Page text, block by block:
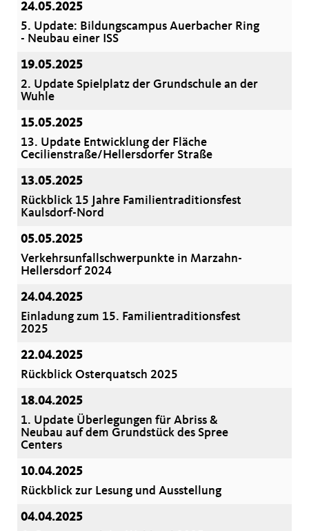
24.05.2025
5. Update: Bildungscampus Auerbacher Ring
- Neubau einer ISS
19.05.2025
2. Update Spielplatz der Grundschule an der
Wuhle
15.05.2025
13. Update Entwicklung der Fläche
Cecilienstraße/Hellersdorfer Straße
13.05.2025
Rückblick 15 Jahre Familientraditionsfest
Kaulsdorf-Nord
05.05.2025
Verkehrsunfallschwerpunkte in Marzahn-
Hellersdorf 2024
24.04.2025
Einladung zum 15. Familientraditionsfest
2025
22.04.2025
Rückblick Osterquatsch 2025
18.04.2025
1. Update Überlegungen für Abriss &
Neubau auf dem Grundstück des Spree
Centers
10.04.2025
Rückblick zur Lesung und Ausstellung
04.04.2025